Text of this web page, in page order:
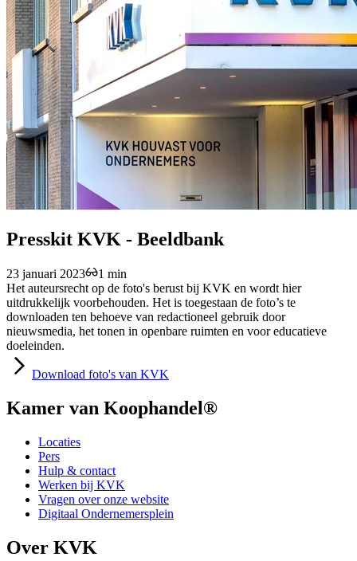
Presskit KVK - Beeldbank
23 januari 2023
1 min
Het auteursrecht op de foto's berust bij KVK en wordt hier
uitdrukkelijk voorbehouden. Het is toegestaan de foto’s te
downloaden ten behoeve van redactioneel gebruik door
nieuwsmedia, het tonen in openbare ruimten en voor educatieve
doeleinden.
Download foto's van KVK
Kamer van Koophandel®
Locaties
Pers
Hulp & contact
Werken bij KVK
Vragen over onze website
Digitaal Ondernemersplein
Over KVK